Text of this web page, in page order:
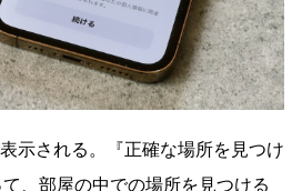
示される。『正確な場所を見つけ
、部屋の中での場所を見つける